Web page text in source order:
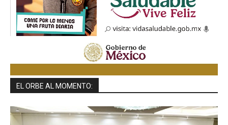
EL ORBE AL MOMENTO: